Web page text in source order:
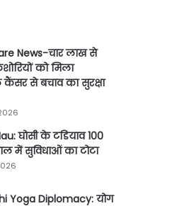
News-चार लाख से
को मिला
कैंसर से बचाव का सुरक्षा
घोसी के टडियाव 100
में सुविधाओं का टोटा
Yoga Diplomacy: योग